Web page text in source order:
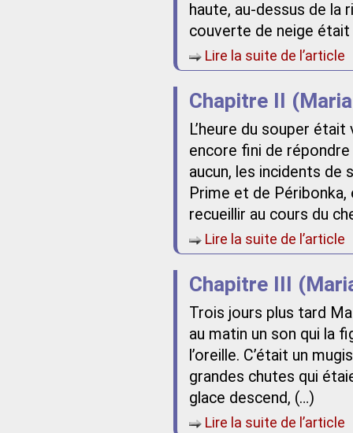
haute, au-dessus de la
couverte de neige
Lire la suite de l’article
Chapitre II
L’heure du souper était
encore fini de
aucun, les incidents de
Prime et de
recueillir au cours du
Lire la suite de l’article
Chapitre III
Trois jours plus tard
au matin un son qui la
l’oreille. C’était un
grandes chutes qui
glace descend, (…)
Lire la suite de l’article